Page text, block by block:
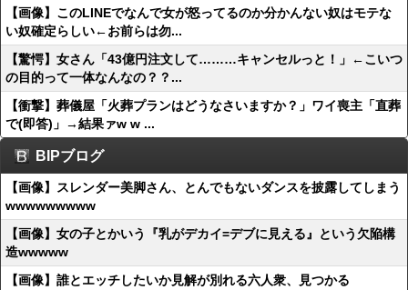
【画像】このLINEでなんで女が怒ってるのか分かんない奴はモテな
い奴確定らしい←お前らは勿...
【驚愕】女さん「43億円注文して………キャンセルっと！」←こいつ
の目的って一体なんなの？？...
【衝撃】葬儀屋「火葬プランはどうなさいますか？」ワイ喪主「直葬
で(即答)」→結果ァw w ...
BIPブログ
【画像】スレンダー美脚さん、とんでもないダンスを披露してしまう
wwwwwwwww
【画像】女の子とかいう『乳がデカイ=デブに見える』という欠陥構
造wwwww
【画像】誰とエッチしたいか見解が別れる六人衆、見つかる